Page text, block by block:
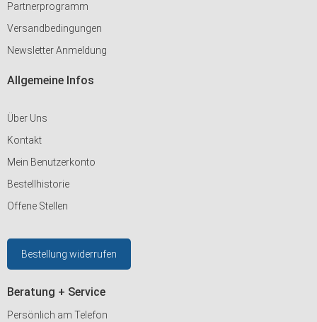
Partnerprogramm
Versandbedingungen
Newsletter Anmeldung
Allgemeine Infos
Über Uns
Kontakt
Mein Benutzerkonto
Bestellhistorie
Offene Stellen
Bestellung widerrufen
Beratung + Service
Persönlich am Telefon